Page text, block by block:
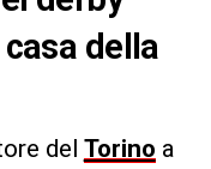
della
del Torino a